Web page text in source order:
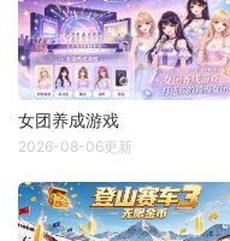
女团养成游戏
2026-08-06更新